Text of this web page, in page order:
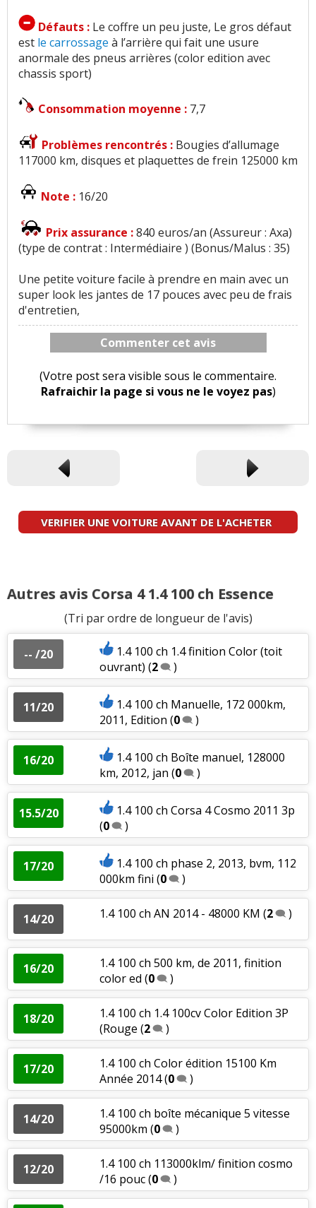
Défauts : Le coffre un peu juste, Le gros défaut
est le carrossage à l’arrière qui fait une usure
anormale des pneus arrières (color edition avec
chassis sport)
Consommation moyenne : 7,7
Problèmes rencontrés : Bougies d’allumage
117000 km, disques et plaquettes de frein 125000 km
Note : 16/20
Prix assurance :840 euros/an (Assureur : Axa)
(type de contrat : Intermédiaire ) (Bonus/Malus : 35)
Une petite voiture facile à prendre en main avec un
super look les jantes de 17 pouces avec peu de frais
d'entretien,
Commenter cet avis
(Votre post sera visible sous le commentaire.
Rafraichir la page si vous ne le voyez pas)
VERIFIER UNE VOITURE AVANT DE L'ACHETER
Autres avis Corsa 4 1.4 100 ch Essence
(Tri par ordre de longueur de l'avis)
-- /20
1.4 100 ch 1.4 finition Color (toit
ouvrant) (2 )
11/20
1.4 100 ch Manuelle, 172 000km,
2011, Edition (0 )
16/20
1.4 100 ch Boîte manuel, 128000
km, 2012, jan (0 )
15.5/20
1.4 100 ch Corsa 4 Cosmo 2011 3p
(0 )
17/20
1.4 100 ch phase 2, 2013, bvm, 112
000km fini (0 )
14/20 1.4 100 ch AN 2014 - 48000 KM (2 )
16/20
1.4 100 ch 500 km, de 2011, finition
color ed (0 )
18/20
1.4 100 ch 1.4 100cv Color Edition 3P
(Rouge (2 )
17/20
1.4 100 ch Color édition 15100 Km
Année 2014(0 )
14/20
1.4 100 ch boîte mécanique 5 vitesse
95000km (0 )
12/20
1.4 100 ch 113000klm/ finition cosmo
/16 pouc(0 )